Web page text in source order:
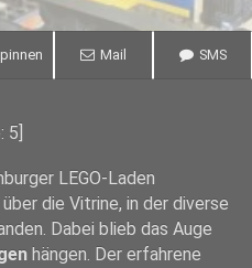
Mail SMS
5
LEGO-Laden
die Vitrine, in der diverse
Dabei blieb das Auge
hängen. Der erfahrene